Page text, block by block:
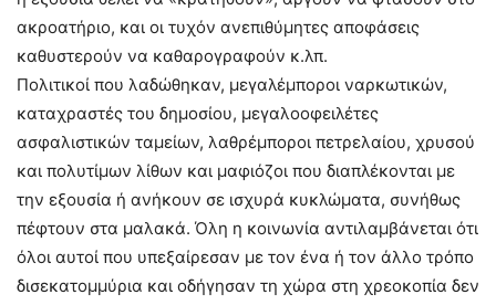
ακροατήριο, και οι τυχόν ανεπιθύμητες αποφάσεις
καθυστερούν να καθαρογραφούν κ.λπ.
Πολιτικοί που λαδώθηκαν, μεγαλέμποροι ναρκωτικών,
καταχραστές του δημοσίου, μεγαλοοφειλέτες
ασφαλιστικών ταμείων, λαθρέμποροι πετρελαίου, χρυσού
και πολυτίμων λίθων και μαφιόζοι που διαπλέκονται με
την εξουσία ή ανήκουν σε ισχυρά κυκλώματα, συνήθως
πέφτουν στα μαλακά. Όλη η κοινωνία αντιλαμβάνεται ότι
όλοι αυτοί που υπεξαίρεσαν με τον ένα ή τον άλλο τρόπο
δισεκατομμύρια και οδήγησαν τη χώρα στη χρεοκοπία δεν